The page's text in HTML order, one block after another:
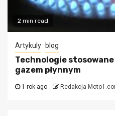
2 min read
Artykuly blog
Technologie
gazem płynnym
1 rok ago Redakcja